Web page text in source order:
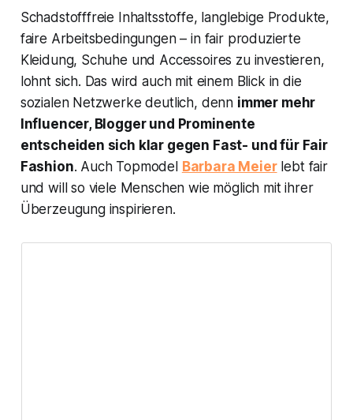
Schadstofffreie Inhaltsstoffe, langlebige Produkte,
faire Arbeitsbedingungen – in fair produzierte
Kleidung, Schuhe und Accessoires zu investieren,
lohnt sich. Das wird auch mit einem Blick in die
sozialen Netzwerke deutlich, denn immer mehr
Influencer, Blogger und Prominente
entscheiden sich klar gegen Fast- und für Fair
Fashion. Auch Topmodel Barbara Meierlebt fair
und will so viele Menschen wie möglich mit ihrer
Überzeugung inspirieren.